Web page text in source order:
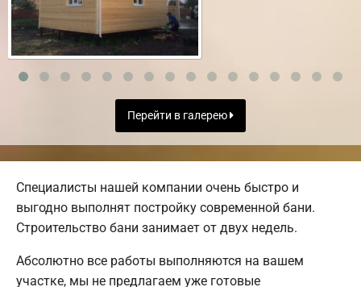
Перейти в галерею
Специалисты нашей компании очень быстро и
выгодно выполнят постройку современной бани.
Строительство бани занимает от двух недель.
Абсолютно все работы выполняются на вашем
участке, мы не предлагаем уже готовые